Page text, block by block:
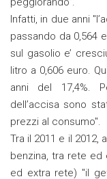
Infatti, in due anni
passando da 0,564
sul gasolio e’
litro a 0,606 euro.
anni del 17,4%.
dell’accisa sono
prezzi al consumo".
Tra il 2011 e il 2012,
benzina, tra rete ed
ed extra rete) "il